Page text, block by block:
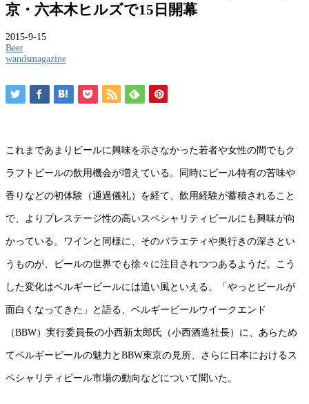
京・六本木ヒルズで15日開幕
2015-9-15
Beer
wandsmagazine
これまであまりビールに興味を示さなかった若者や女性の間でもク
ラフトビールの飲用機会が増えている。同時にビール特有の苦味や
香りなどの初体験（通過儀礼）を経て、飲用経験が蓄積されること
で、よりプレステージ性の高いスペシャリティビールにも興味が向
かっている。ワインと同様に、そのバラエティや奥行きの深さとい
うものが、ビールの世界でも徐々に注目されつつあるようだ。こう
した変化はベルギービールには追い風といえる。「やっとビールが
面白くなってきた」と語る、ベルギービールウイークエンド
（BBW）実行委員長の小西新太郎氏（小西酒造社長）に、あらため
てベルギービールの魅力とBBW東京の見所、さらに日本におけるス
ペシャリティビール市場の動向などについて聞いた。